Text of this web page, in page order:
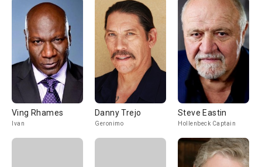
Ving Rhames
Ivan
Danny Trejo
Geronimo
Steve Eastin
Hollenbeck Captain